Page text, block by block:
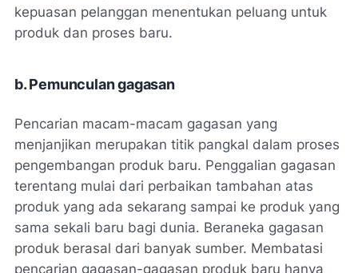
kepuasan pelanggan menentukan peluang untuk
produk dan proses baru.
b. Pemunculan gagasan
Pencarian macam-macam gagasan yang
menjanjikan merupakan titik pangkal dalam proses
pengembangan produk baru. Penggalian gagasan
terentang mulai dari perbaikan tambahan atas
produk yang ada sekarang sampai ke produk yang
sama sekali baru bagi dunia. Beraneka gagasan
produk berasal dari banyak sumber. Membatasi
pencarian gagasan-gagasan produk baru hanya